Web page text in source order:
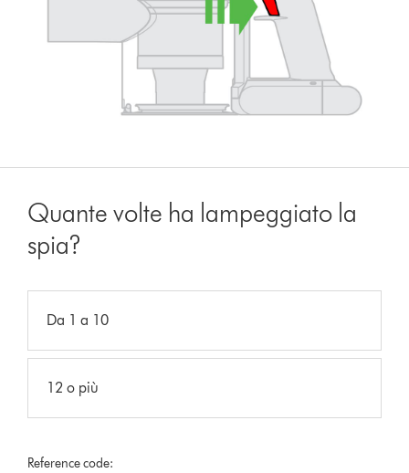
Quante volte ha lampeggiato la
spia?
Da 1 a 10
12 o più
Reference code: